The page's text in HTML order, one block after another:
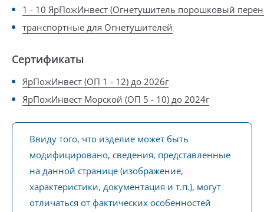
1 - 10 ЯрПожИнвест (Огнетушитель порошковый
транспортные для Огнетушителей
Сертификаты
ЯрПожИнвест (ОП 1 - 12) до 2026г
ЯрПожИнвест Морской (ОП 5 - 10) до 2024г
Ввиду того, что изделие может быть
модифицировано, сведения, представленные
на данной странице (изображение,
характеристики, документация и т.п.), могут
отличаться от фактических особенностей